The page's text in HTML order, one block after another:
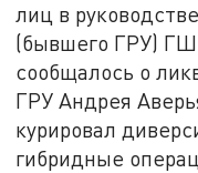
лиц в
(бывшего ГРУ)
сообщалось о
ГРУ Андрея
курировал
гибридные